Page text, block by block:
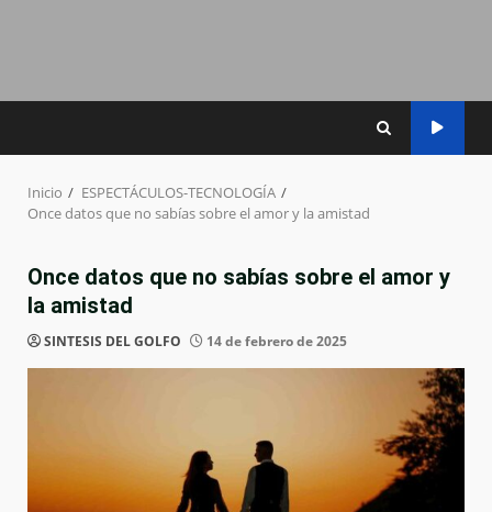
Inicio
ESPECTÁCULOS-TECNOLOGÍA
Once datos que no sabías sobre el amor y la amistad
Once datos que no sabías sobre el amor y
la amistad
SINTESIS DEL GOLFO 14 de febrero de 2025